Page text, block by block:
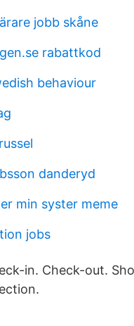
jobb skåne
rabattkod
behaviour
danderyd
min syster meme
jobs
in. Check-out.